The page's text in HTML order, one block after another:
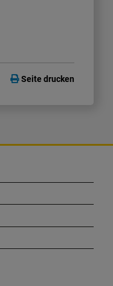
Seite drucken